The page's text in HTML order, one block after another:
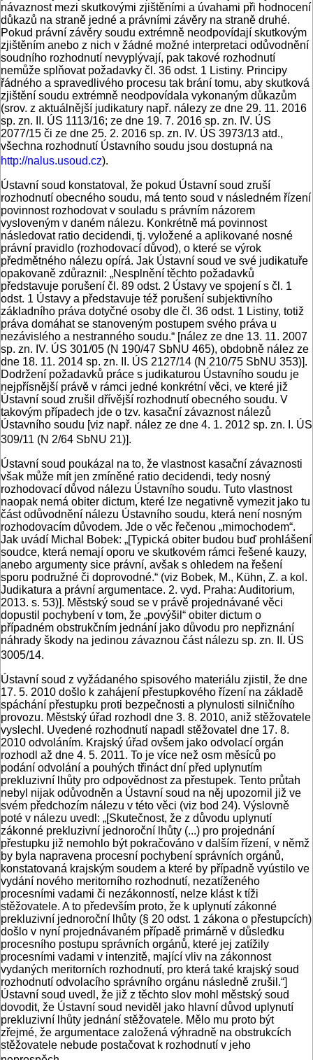
návaznost mezi skutkovými zjištěními a úvahami při hodnocení
důkazů na straně jedné a právními závěry na straně druhé.
Pokud právní závěry soudu extrémně neodpovídají skutkovým
zjištěním anebo z nich v žádné možné interpretaci odůvodnění
soudního rozhodnutí nevyplývají, pak takové rozhodnutí
nemůže splňovat požadavky čl. 36 odst. 1 Listiny. Principy
řádného a spravedlivého procesu tak brání tomu, aby skutková
zjištění soudu extrémně neodpovídala vykonaným důkazům
(srov. z aktuálnější judikatury např. nálezy ze dne 29. 11. 2016
sp. zn. II. ÚS 1113/16; ze dne 19. 7. 2016 sp. zn. IV. ÚS
2077/15 či ze dne 25. 2. 2016 sp. zn. IV. ÚS 3973/13 atd.,
všechna rozhodnutí Ústavního soudu jsou dostupná na
http://nalus.usoud.cz).
Ústavní soud konstatoval, že pokud Ústavní soud zruší
rozhodnutí obecného soudu, má tento soud v následném řízení
povinnost rozhodovat v souladu s právním názorem
vysloveným v daném nálezu. Konkrétně má povinnost
následovat ratio decidendi, tj. vyložené a aplikované nosné
právní pravidlo (rozhodovací důvod), o které se výrok
předmětného nálezu opírá. Jak Ústavní soud ve své judikatuře
opakovaně zdůraznil: „Nesplnění těchto požadavků
představuje porušení čl. 89 odst. 2 Ústavy ve spojení s čl. 1
odst. 1 Ústavy a představuje též porušení subjektivního
základního práva dotyčné osoby dle čl. 36 odst. 1 Listiny, totiž
práva domáhat se stanoveným postupem svého práva u
nezávislého a nestranného soudu.“ [nález ze dne 13. 11. 2007
sp. zn. IV. ÚS 301/05 (N 190/47 SbNU 465), obdobně nález ze
dne 18. 11. 2014 sp. zn. II. ÚS 2127/14 (N 210/75 SbNU 353)].
Dodržení požadavků práce s judikaturou Ústavního soudu je
nejpřísnější právě v rámci jedné konkrétní věci, ve které již
Ústavní soud zrušil dřívější rozhodnutí obecného soudu. V
takovým případech jde o tzv. kasační závaznost nálezů
Ústavního soudu [viz např. nález ze dne 4. 1. 2012 sp. zn. I. ÚS
309/11 (N 2/64 SbNU 21)].
Ústavní soud poukázal na to, že vlastnost kasační závaznosti
však může mít jen zmíněné ratio decidendi, tedy nosný
rozhodovací důvod nálezu Ústavního soudu. Tuto vlastnost
naopak nemá obiter dictum, které lze negativně vymezit jako tu
část odůvodnění nálezu Ústavního soudu, která není nosným
rozhodovacím důvodem. Jde o věc řečenou „mimochodem“.
Jak uvádí Michal Bobek: „[Typická obiter budou buď prohlášení
soudce, která nemají oporu ve skutkovém rámci řešené kauzy,
anebo argumenty sice právní, avšak s ohledem na řešení
sporu podružné či doprovodné.“ (viz Bobek, M., Kühn, Z. a kol.
Judikatura a právní argumentace. 2. vyd. Praha: Auditorium,
2013. s. 53)]. Městský soud se v právě projednávané věci
dopustil pochybení v tom, že „povýšil“ obiter dictum o
případném obstrukčním jednání jako důvodu pro nepřiznání
náhrady škody na jedinou závaznou část nálezu sp. zn. II. ÚS
3005/14.
Ústavní soud z vyžádaného spisového materiálu zjistil, že dne
17. 5. 2010 došlo k zahájení přestupkového řízení na základě
spáchání přestupku proti bezpečnosti a plynulosti silničního
provozu. Městský úřad rozhodl dne 3. 8. 2010, aniž stěžovatele
vyslechl. Uvedené rozhodnutí napadl stěžovatel dne 17. 8.
2010 odvoláním. Krajský úřad ovšem jako odvolací orgán
rozhodl až dne 4. 5. 2011. To je více než osm měsíců po
podání odvolání a pouhých třináct dní před uplynutím
prekluzivní lhůty pro odpovědnost za přestupek. Tento průtah
nebyl nijak odůvodněn a Ústavní soud na něj upozornil již ve
svém předchozím nálezu v této věci (viz bod 24). Výslovně
poté v nálezu uvedl: „[Skutečnost, že z důvodu uplynutí
zákonné prekluzivní jednoroční lhůty (...) pro projednání
přestupku již nemohlo být pokračováno v dalším řízení, v němž
by byla napravena procesní pochybení správních orgánů,
konstatovaná krajským soudem a které by případně vyústilo ve
vydání nového meritorního rozhodnutí, nezatíženého
procesními vadami či nezákonností, nelze klást k tíži
stěžovatele. A to především proto, že k uplynutí zákonné
prekluzivní jednoroční lhůty (§ 20 odst. 1 zákona o přestupcích)
došlo v nyní projednávaném případě primárně v důsledku
procesního postupu správních orgánů, které jej zatížily
procesními vadami v intenzitě, mající vliv na zákonnost
vydaných meritorních rozhodnutí, pro která také krajský soud
rozhodnutí odvolacího správního orgánu následně zrušil.“]
Ústavní soud uvedl, že již z těchto slov mohl městský soud
dovodit, že Ústavní soud neviděl jako hlavní důvod uplynutí
prekluzivní lhůty jednání stěžovatele. Mělo mu proto být
zřejmé, že argumentace založená výhradně na obstrukcích
stěžovatele nebude postačovat k rozhodnutí v jeho